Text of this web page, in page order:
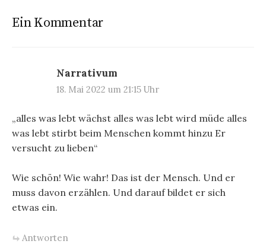
Ein Kommentar
Narrativum
18. Mai 2022 um 21:15 Uhr
„alles was lebt wächst alles was lebt wird müde alles
was lebt stirbt beim Menschen kommt hinzu Er
versucht zu lieben“
Wie schön! Wie wahr! Das ist der Mensch. Und er
muss davon erzählen. Und darauf bildet er sich
etwas ein.
Antworten